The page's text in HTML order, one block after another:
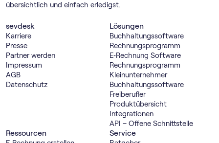
übersichtlich und einfach erledigst.
sevdesk
Karriere
Presse
Partner werden
Impressum
AGB
Datenschutz
Lösungen
Buch­haltungs­software
Rechnungs­programm
E‑Rechnung Software
Rechnungs­programm
Kleinunternehmer
Buch­haltungs­software
Freiberufler
Produktübersicht
Integrationen
API – Offene Schnittstelle
Ressourcen Service